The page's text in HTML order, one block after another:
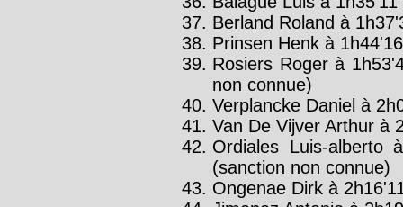
Berland Roland à
Prinsen Henk à
Rosiers Roger à
non connue)
Verplancke Daniel à
Van De Vijver Arthur à
Ordiales Luis-alberto
(sanction non connue)
Ongenae Dirk à